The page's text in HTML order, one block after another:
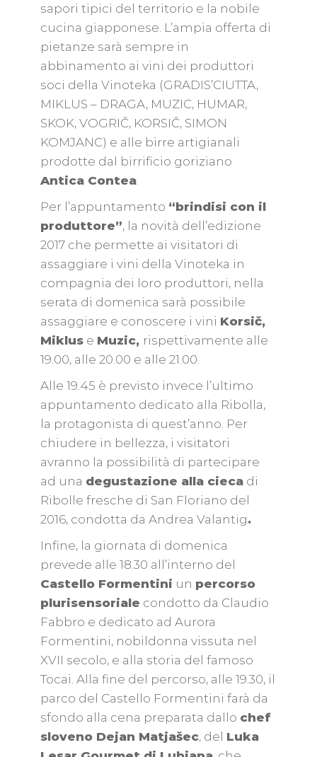
sapori tipici del territorio e la nobile
cucina giapponese. L’ampia offerta di
pietanze sarà sempre in
abbinamento ai vini dei produttori
soci della Vinoteka (GRADIS’CIUTTA,
MIKLUS – DRAGA, MUZIC, HUMAR,
SKOK, VOGRIČ, KORSIČ, SIMON
KOMJANC) e alle birre artigianali
prodotte dal birrificio goriziano
Antica Contea.
Per l’appuntamento “brindisi con il
produttore”, la novità dell’edizione
2017 che permette ai visitatori di
assaggiare i vini della Vinoteka in
compagnia dei loro produttori, nella
serata di domenica sarà possibile
assaggiare e conoscere i vini Korsič,
Mikluse Muzic, rispettivamente alle
19.00, alle 20.00 e alle 21.00.
Alle 19.45 è previsto invece l’ultimo
appuntamento dedicato alla Ribolla,
la protagonista di quest’anno. Per
chiudere in bellezza, i visitatori
avranno la possibilità di partecipare
ad una degustazione alla ciecadi
Ribolle fresche di San Floriano del
2016, condotta da Andrea Valantig.
Infine, la giornata di domenica
prevede alle 18.30 all’interno del
Castello Formentini un percorso
plurisensoriale condotto da Claudio
Fabbro e dedicato ad Aurora
Formentini, nobildonna vissuta nel
XVII secolo, e alla storia del famoso
Tocai. Alla fine del percorso, alle 19.30, il
parco del Castello Formentini farà da
sfondo alla cena preparata dallo chef
sloveno Dejan Matjašec, del Luka